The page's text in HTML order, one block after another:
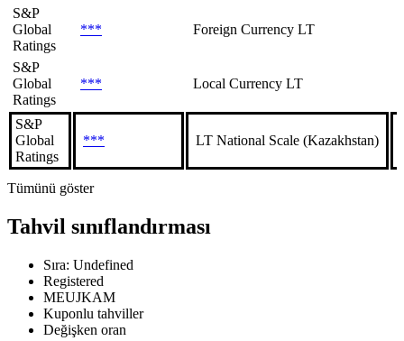
S&P
Global
Ratings
*** Foreign Currency LT
S&P
Global
Ratings
*** Local Currency LT
S&P
Global
Ratings
*** LT National Scale (Kazakhstan)
Tümünü göster
Tahvil sınıflandırması
Sıra: Undefined
Registered
MEUJKAM
Kuponlu tahviller
Değişken oran